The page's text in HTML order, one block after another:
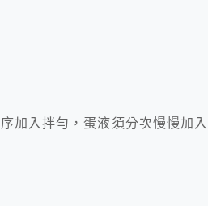
加入拌勻，蛋液須分次慢慢加入